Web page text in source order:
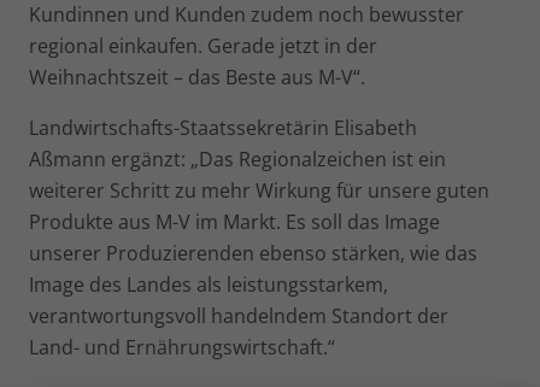
Kundinnen und Kunden zudem noch bewusster
regional einkaufen. Gerade jetzt in der
Weihnachtszeit – das Beste aus M-V“.
Landwirtschafts-Staatssekretärin Elisabeth
Aßmann ergänzt: „Das Regionalzeichen ist ein
weiterer Schritt zu mehr Wirkung für unsere guten
Produkte aus M-V im Markt. Es soll das Image
unserer Produzierenden ebenso stärken, wie das
Image des Landes als leistungsstarkem,
verantwortungsvoll handelndem Standort der
Land- und Ernährungswirtschaft.“